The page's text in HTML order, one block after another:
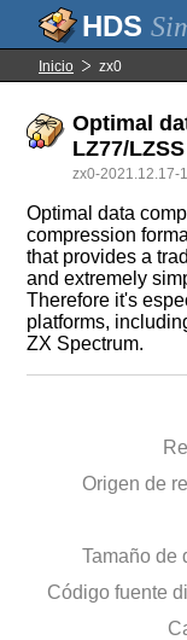
Inicio zx0
Optimal
LZ77/
zx0-2021.12.17-
Optimal data
compression
that provides a
and extremely
Therefore it's
platforms,
ZX Spectrum.
Origen de
Tamaño de
Código fuente